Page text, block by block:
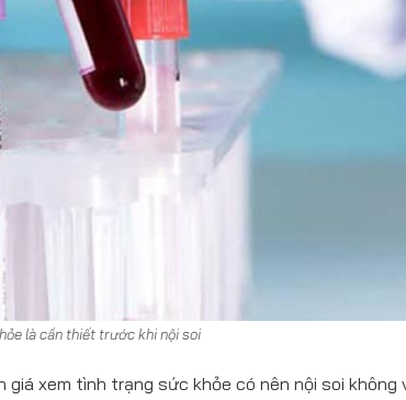
là cần thiết trước khi nội soi
xem tình trạng sức khỏe có nên nội soi không